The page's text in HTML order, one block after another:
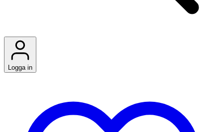
Logga in